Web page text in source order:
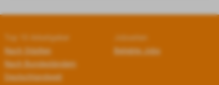
Top 10 Arbeitgeber
Nach Städten
Nach Bundesländern
Deutschlandweit
Jobseiten
Beliebte Jobs